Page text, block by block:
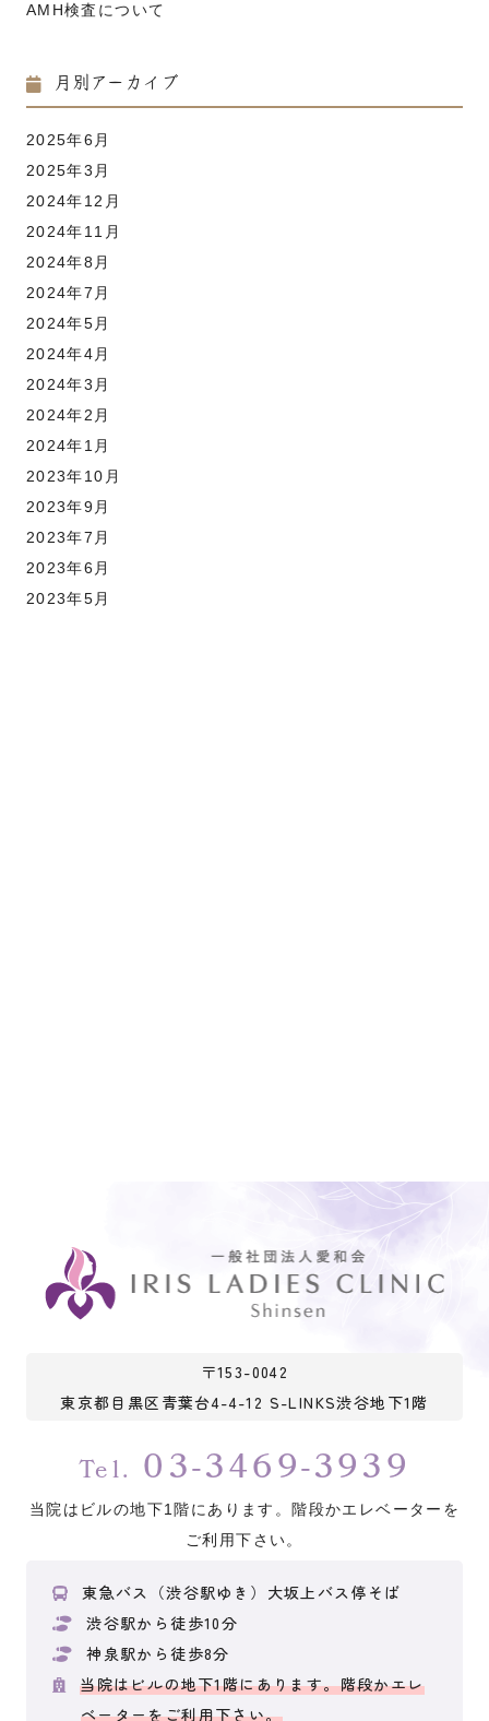
AMH検査について
月別アーカイブ
2025年6月
2025年3月
2024年12月
2024年11月
2024年8月
2024年7月
2024年5月
2024年4月
2024年3月
2024年2月
2024年1月
2023年10月
2023年9月
2023年7月
2023年6月
2023年5月
〒153-0042
東京都目黒区青葉台4-4-12 S-LINKS渋谷地下1階
Tel. 03-3469-3939
当院はビルの地下1階にあります。階段かエレベーターを
ご利用下さい。
東急バス（渋谷駅ゆき）大坂上バス停そば
渋谷駅から徒歩10分
神泉駅から徒歩8分
当院はビルの地下1階にあります。階段かエレ
ベーターをご利用下さい。